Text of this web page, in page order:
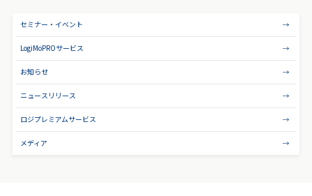
セミナー・イベント
LogiMoPROサービス
お知らせ
ニュースリリース
ロジプレミアムサービス
メディア